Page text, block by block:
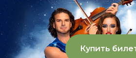
Купить